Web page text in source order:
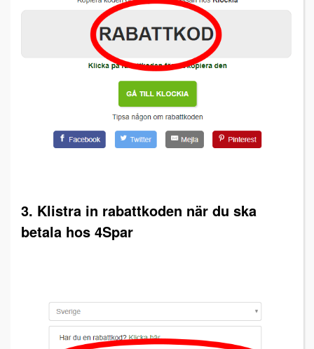
3. Klistra in rabattkoden när du ska
betala hos 4Spar